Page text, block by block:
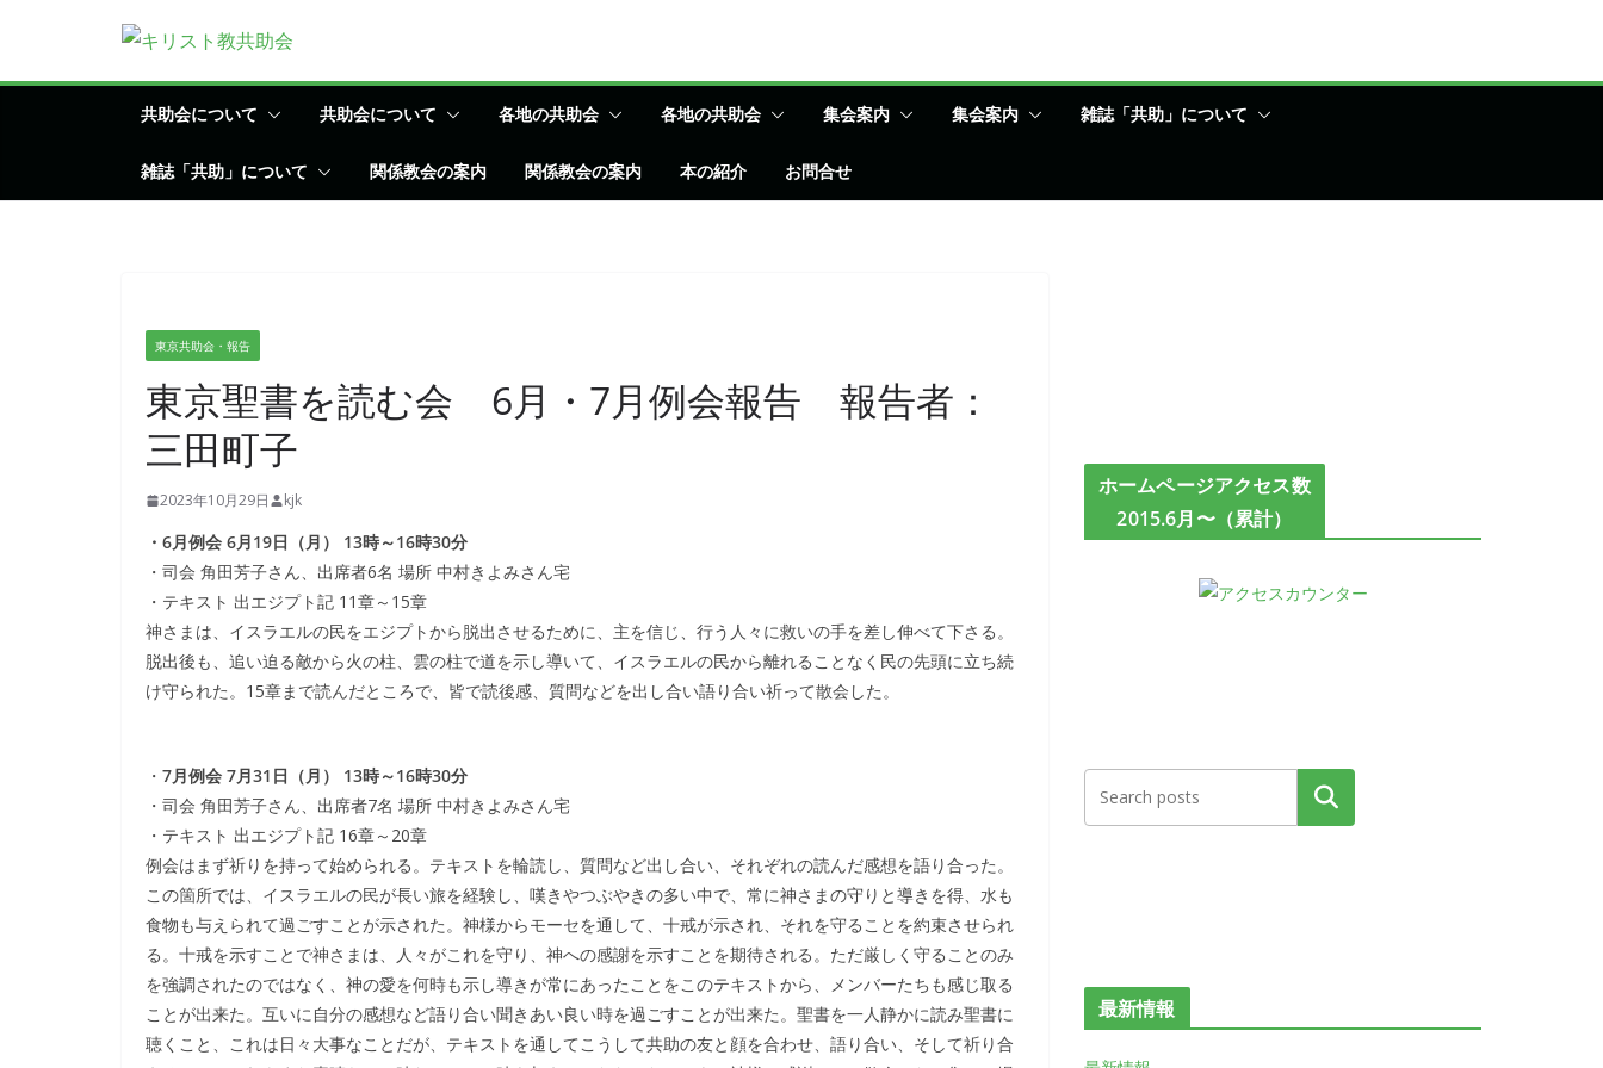
テ
共助会について 共助会について 各地の共助会 各地の共助会 集会案内 集会案内 雑誌「共助」について
雑誌「共助」について 関係教会の案内 関係教会の案内 本の紹介 お問合せ
東京共助会・報告
東京聖書を読む会 6月・7月例会報告 報告者：
三田町子
2023年10月29日 kjk
・6月例会 6月19日（月） 13時～16時30分
・司会 角田芳子さん、出席者6名 場所 中村きよみさん宅
・テキスト 出エジプト記 11章～15章
神さまは、イスラエルの民をエジプトから脱出させるために、主を信じ、行う人々に救いの手を差し伸べて下さる。
脱出後も、追い迫る敵から火の柱、雲の柱で道を示し導いて、イスラエルの民から離れることなく民の先頭に立ち続
け守られた。15章まで読んだところで、皆で読後感、質問などを出し合い語り合い祈って散会した。
・ 7月例会 7月31日（月） 13時～16時30分
・司会 角田芳子さん、出席者7名 場所 中村きよみさん宅
・テキスト 出エジプト記 16章～20章
例会はまず祈りを持って始められる。テキストを輪読し、質問など出し合い、それぞれの読んだ感想を語り合った。
この箇所では、イスラエルの民が長い旅を経験し、嘆きやつぶやきの多い中で、常に神さまの守りと導きを得、水も
食物も与えられて過ごすことが示された。神様からモーセを通して、十戒が示され、それを守ることを約束させられ
る。十戒を示すことで神さまは、人々がこれを守り、神への感謝を示すことを期待される。ただ厳しく守ることのみ
を強調されたのではなく、神の愛を何時も示し導きが常にあったことをこのテキストから、メンバーたちも感じ取る
ことが出来た。互いに自分の感想など語り合い聞きあい良い時を過ごすことが出来た。聖書を一人静かに読み聖書に
聴くこと、これは日々大事なことだが、テキストを通してこうして共助の友と顔を合わせ、語り合い、そして祈り合
ホームページアクセス数
2015.6月〜（累計）
検索
最新情報